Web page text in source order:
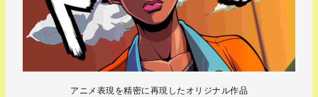
アニメ表現を精密に再現したオリジナル作品